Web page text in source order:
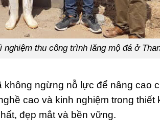
thu công trình lăng mộ đá ở
ngừng nỗ lực để nâng cao
cao và kinh nghiệm trong
đẹp mắt và bền vững.